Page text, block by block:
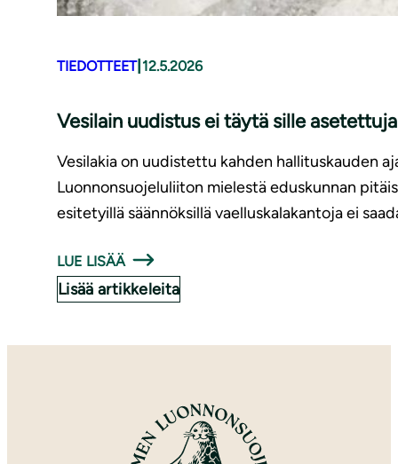
TIEDOTTEET| 12.5.2026
Vesilain uudistus ei täytä sille
Vesilakia on uudistettu kahden hallituskauden
Luonnonsuojeluliiton mielestä eduskunnan
esitetyillä säännöksillä vaelluskalakantoja ei
LUE LISÄÄ
Lisää artikkeleita